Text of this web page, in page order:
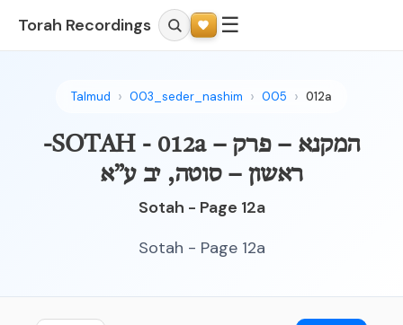
Torah Recordings ☰
Talmud 003_seder_nashim 005 012a
-SOTAH - 012a – המקנא – פרק
ראשון – סוטה, יב ע”א
Sotah - Page 12a
Sotah - Page 12a